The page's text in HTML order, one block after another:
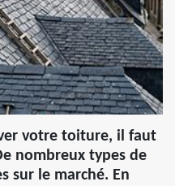
votre toiture, il faut
nombreux types de
sur le marché. En